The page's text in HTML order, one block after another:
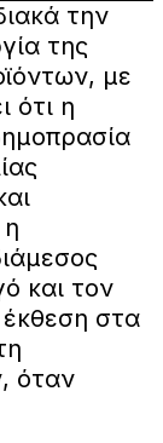
την
της
με
ότι η
και τον
στα
όταν